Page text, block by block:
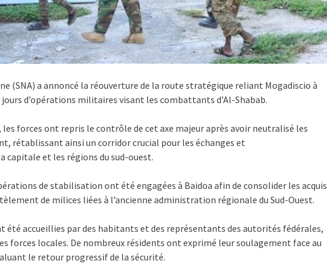
(SNA) a annoncé la réouverture de la route stratégique reliant Mogadiscio à
jours d’opérations militaires visant les combattants d’Al-Shabab.
forces ont repris le contrôle de cet axe majeur après avoir neutralisé les
rétablissant ainsi un corridor crucial pour les échanges et
capitale et les régions du sud-ouest.
de stabilisation ont été engagées à Baidoa afin de consolider les acquis
de milices liées à l’ancienne administration régionale du Sud-Ouest.
été accueillies par des habitants et des représentants des autorités fédérales,
forces locales. De nombreux résidents ont exprimé leur soulagement face au
le retour progressif de la sécurité.